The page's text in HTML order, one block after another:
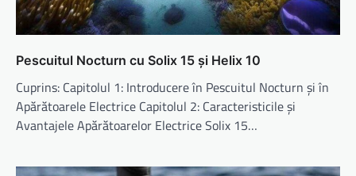
Pescuitul Nocturn cu Solix 15 și Helix 10
Cuprins: Capitolul 1: Introducere în Pescuitul Nocturn și în
Apărătoarele Electrice Capitolul 2: Caracteristicile și
Avantajele Apărătoarelor Electrice Solix 15…